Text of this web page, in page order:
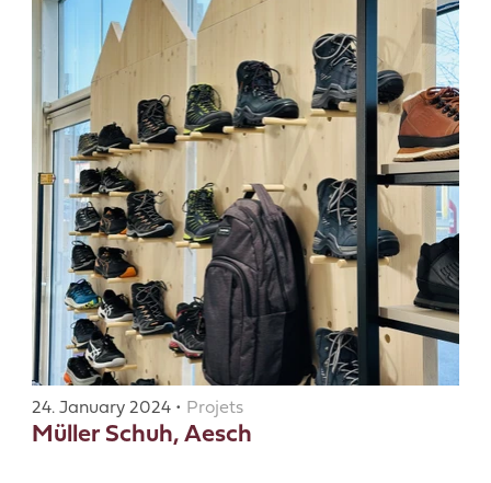
24. January 2024 • Projets
Müller Schuh, Aesch